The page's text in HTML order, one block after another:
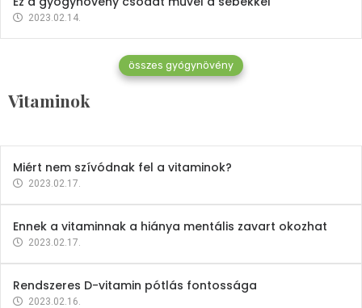
2023.02.14.
összes gyógynövény
Vitaminok
Vitaminok
Mindent a B-12 vitaminról
2023.02.27.
Miért nem szívódnak fel a vitaminok?
2023.02.17.
Ennek a vitaminnak a hiánya mentális zavart okozhat
2023.02.17.
Rendszeres D-vitamin pótlás fontossága
2023.02.16.